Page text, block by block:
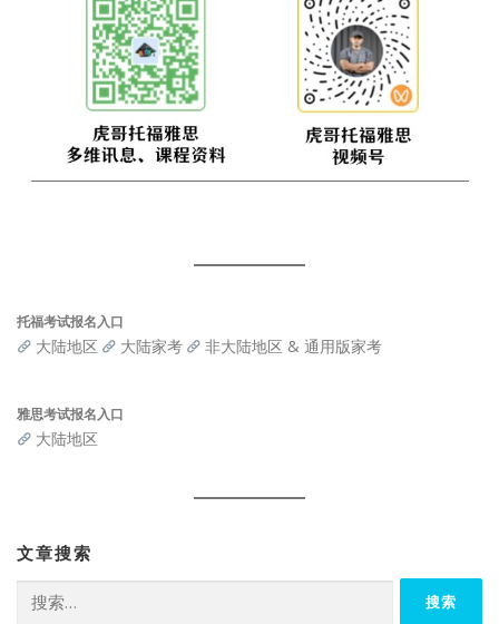
托福考试报名入口
大陆地区 大陆家考 非大陆地区 & 通用版家考
雅思考试报名入口
大陆地区
文章搜索
索：